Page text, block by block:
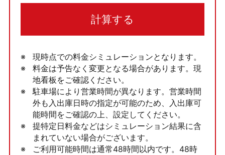
計算する
現時点での料金シミュレーションとなります。
料金は予告なく変更となる場合があります。現
地看板をご確認ください。
駐車場により営業時間が異なります。営業時間
外も入出庫日時の指定が可能のため、入出庫可
能時間をご確認の上、設定してください。
提特定日料金などはシミュレーション結果に含
まれていない場合がございます。
ご利用可能時間は通常48時間以内です。48時